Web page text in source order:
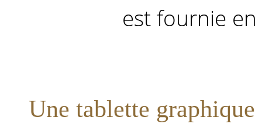
est fournie en
Une tablette